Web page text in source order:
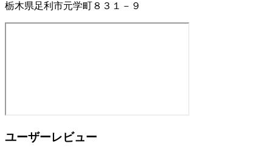
栃木県足利市元学町８３１－９
ユーザーレビュー